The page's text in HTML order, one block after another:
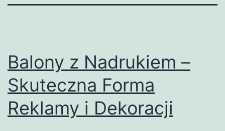
Balony z Nadrukiem –
Skuteczna Forma
Reklamy i Dekoracji